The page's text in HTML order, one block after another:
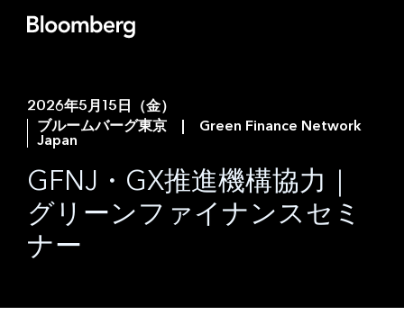
2026年5月15日（金）
ブルームバーグ東京 | Green Finance Network
Japan
GFNJ・GX推進機構協力｜
グリーンファイナンスセミ
ナー